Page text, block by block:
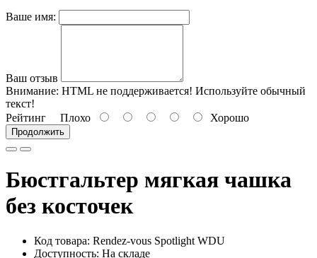
Ваше имя:
Ваш отзыв
Внимание: HTML не поддерживается! Используйте обычный
текст!
Рейтинг Плохо Хорошо
Продолжить
Бюстгальтер мягкая чашка
без косточек
Код товара: Rendez-vous Spotlight WDU
Доступность: На складе